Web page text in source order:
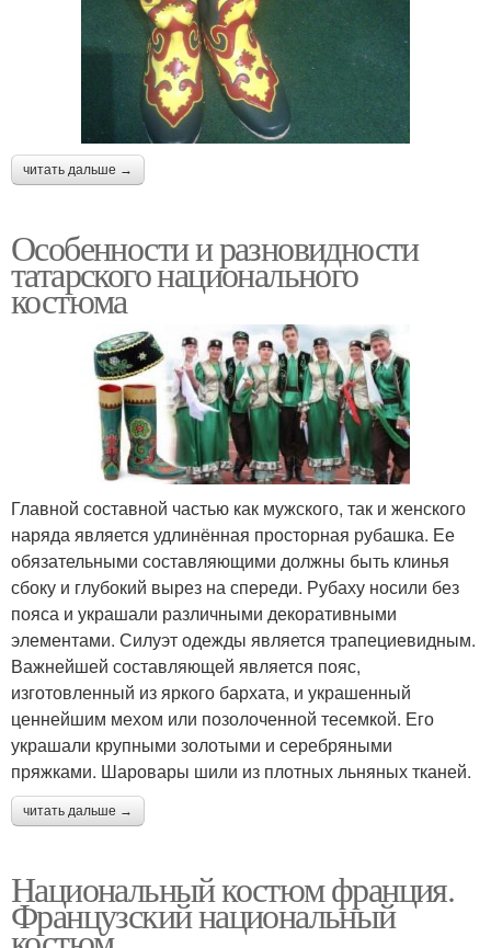
читать дальше →
Особенности и разновидности
татарского национального
костюма
Главной составной частью как мужского, так и женского
наряда является удлинённая просторная рубашка. Ее
обязательными составляющими должны быть клинья
сбоку и глубокий вырез на спереди. Рубаху носили без
пояса и украшали различными декоративными
элементами. Силуэт одежды является трапециевидным.
Важнейшей составляющей является пояс,
изготовленный из яркого бархата, и украшенный
ценнейшим мехом или позолоченной тесемкой. Его
украшали крупными золотыми и серебряными
пряжками. Шаровары шили из плотных льняных тканей.
читать дальше →
Национальный костюм франция.
Французский национальный